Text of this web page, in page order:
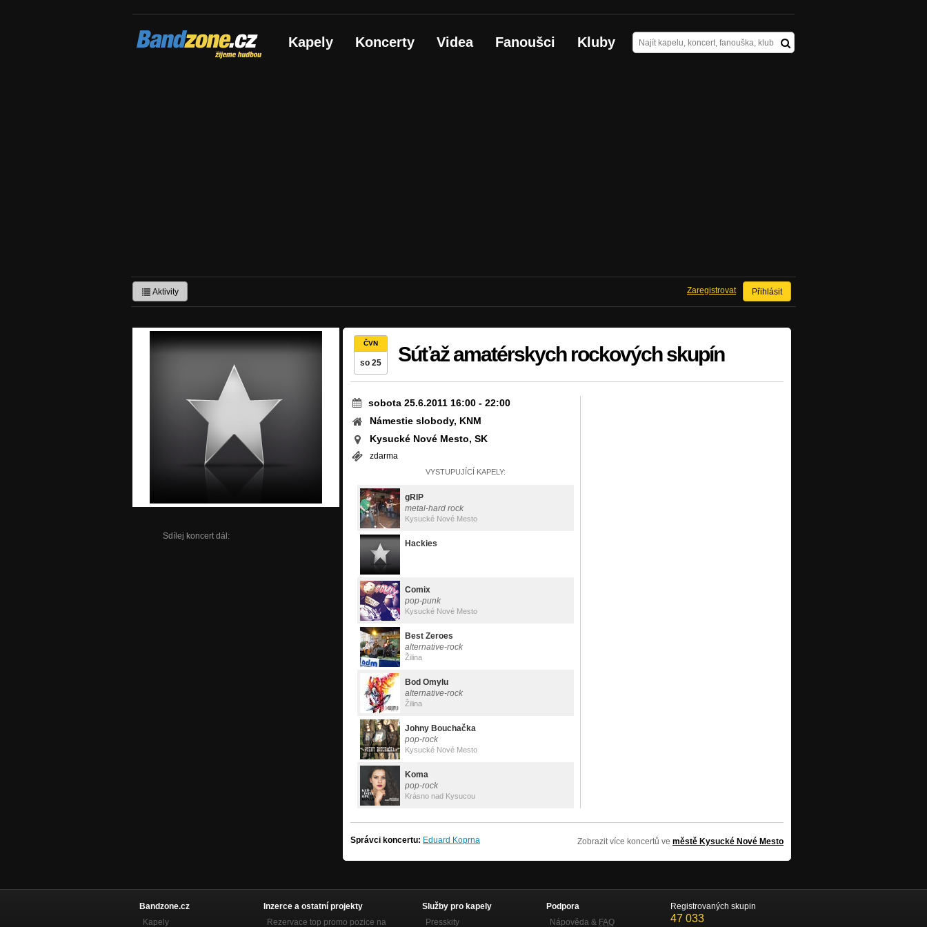
Bandzone.cz
žijeme hudbou Kapely Koncerty Videa Fanoušci Kluby
Aktivity Přihlásit
Zaregistrovat
Sdílej koncert dál:
ČVN
so 25 Súťaž amatérskych rockových skupín
sobota 25.6.2011 16:00 - 22:00
Námestie slobody, KNM
Kysucké Nové Mesto, SK
zdarma
VYSTUPUJÍCÍ KAPELY:
gRIP
metal-hard rock
Kysucké Nové Mesto
Hackies
Comix
pop-punk
Kysucké Nové Mesto
Best Zeroes
alternative-rock
Žilina
Bod Omylu
alternative-rock
Žilina
Johny Bouchačka
pop-rock
Kysucké Nové Mesto
Koma
pop-rock
Krásno nad Kysucou
Správci koncertu: Eduard Koprna Zobrazit více koncertů ve městě Kysucké Nové Mesto
Bandzone.cz
Kapely
Inzerce a ostatní projekty
Rezervace top promo pozice na
Služby pro kapely
Presskity
Podpora
Nápověda & FAQ
Registrovaných skupin
47 033